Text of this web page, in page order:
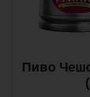
Пиво